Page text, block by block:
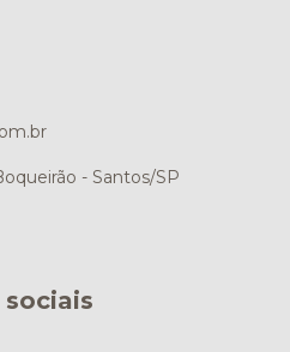
- Santos/SP
sociais